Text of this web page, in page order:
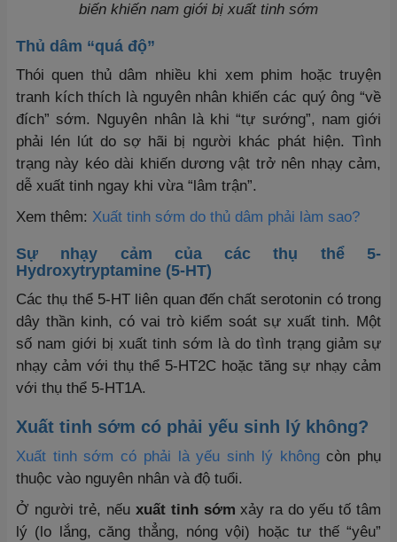
biến khiến nam giới bị xuất tinh sớm
Thủ dâm “quá độ”
Thói quen thủ dâm nhiều khi xem phim hoặc truyện
tranh kích thích là nguyên nhân khiến các quý ông “về
đích” sớm. Nguyên nhân là khi “tự sướng”, nam giới
phải lén lút do sợ hãi bị người khác phát hiện. Tình
trạng này kéo dài khiến dương vật trở nên nhạy cảm,
dễ xuất tinh ngay khi vừa “lâm trận”.
Xem thêm: Xuất tinh sớm do thủ dâm phải làm sao?
Sự nhạy cảm của các thụ thể 5-
Hydroxytryptamine (5-HT)
Các thụ thể 5-HT liên quan đến chất serotonin có trong
dây thần kinh, có vai trò kiểm soát sự xuất tinh. Một
số nam giới bị xuất tinh sớm là do tình trạng giảm sự
nhạy cảm với thụ thể 5-HT2C hoặc tăng sự nhạy cảm
với thụ thể 5-HT1A.
Xuất tinh sớm có phải yếu sinh lý không?
Xuất tinh sớm có phải là yếu sinh lý khôngcòn phụ
thuộc vào nguyên nhân và độ tuổi.
Ở người trẻ, nếu xuất tinh sớm xảy ra do yếu tố tâm
lý (lo lắng, căng thẳng, nóng vội) hoặc tư thế “yêu”